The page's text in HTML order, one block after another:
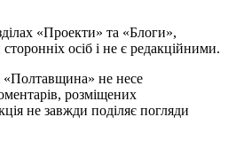
«Проекти» та «Блоги»,
сторонніх осіб і не є редакційними.
«Полтавщина» не несе
розміщених
не завжди поділяє погляди